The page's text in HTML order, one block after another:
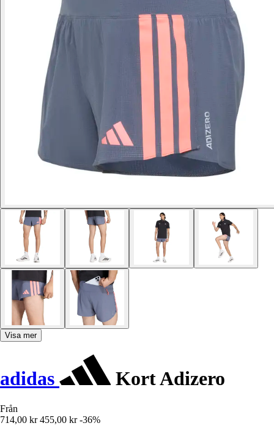
Visa mer
adidas Kort Adizero
Från
714,00 kr 455,00 kr -36%